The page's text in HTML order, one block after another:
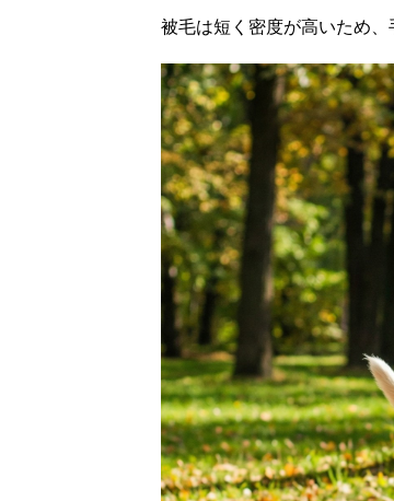
被毛は短く密度が高いため